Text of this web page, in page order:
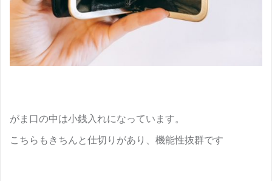
がま口の中は小銭入れになっています。
こちらもきちんと仕切りがあり、機能性抜群です